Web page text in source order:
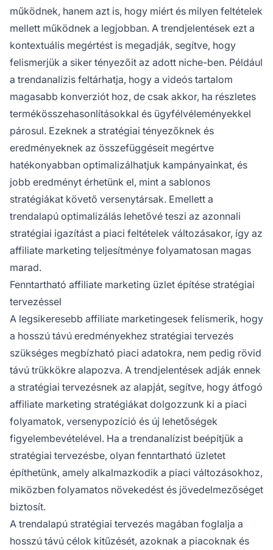
működnek, hanem azt is, hogy miért és milyen feltételek
mellett működnek a legjobban. A trendjelentések ezt a
kontextuális megértést is megadják, segítve, hogy
felismerjük a siker tényezőit az adott niche-ben. Például
a trendanalízis feltárhatja, hogy a videós tartalom
magasabb konverziót hoz, de csak akkor, ha részletes
termékösszehasonlításokkal és ügyfélvéleményekkel
párosul. Ezeknek a stratégiai tényezőknek és
eredményeknek az összefüggéseit megértve
hatékonyabban optimalizálhatjuk kampányainkat, és
jobb eredményt érhetünk el, mint a sablonos
stratégiákat követő versenytársak. Emellett a
trendalapú optimalizálás lehetővé teszi az azonnali
stratégiai igazítást a piaci feltételek változásakor, így az
affiliate marketing teljesítménye folyamatosan magas
marad.
Fenntartható affiliate marketing üzlet építése stratégiai
tervezéssel
A legsikeresebb affiliate marketingesek felismerik, hogy
a hosszú távú eredményekhez stratégiai tervezés
szükséges megbízható piaci adatokra, nem pedig rövid
távú trükkökre alapozva. A trendjelentések adják ennek
a stratégiai tervezésnek az alapját, segítve, hogy átfogó
affiliate marketing stratégiákat dolgozzunk ki a piaci
folyamatok, versenypozíció és új lehetőségek
figyelembevételével. Ha a trendanalízist beépítjük a
stratégiai tervezésbe, olyan fenntartható üzletet
építhetünk, amely alkalmazkodik a piaci változásokhoz,
miközben folyamatos növekedést és jövedelmezőséget
biztosít.
A trendalapú stratégiai tervezés magában foglalja a
hosszú távú célok kitűzését, azoknak a piacoknak és